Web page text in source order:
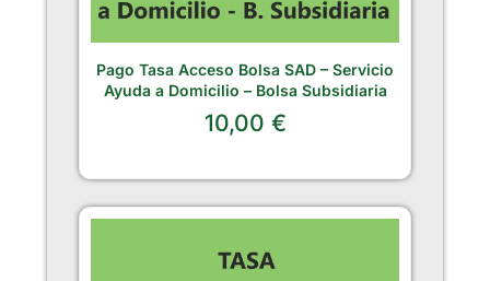
Pago Tasa Acceso Bolsa SAD – Servicio
Ayuda a Domicilio – Bolsa Subsidiaria
10,00 €